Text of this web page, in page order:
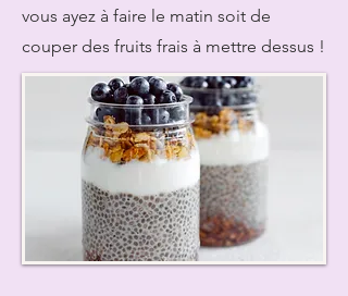
vous ayez à faire le matin soit de
couper des fruits frais à mettre dessus !